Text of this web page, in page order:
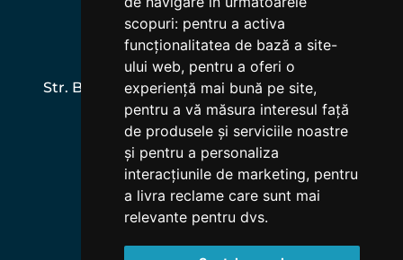
scopuri: pentru a activa
funcționalitatea de bază a site-
ului web, pentru a oferi o
experiență mai bună pe site,
pentru a vă măsura interesul față
de produsele și serviciile noastre
și pentru a personaliza
interacțiunile de marketing, pentru
a livra reclame care sunt mai
relevante pentru dvs.
CONTACT
Str. Bogdan Petriceicu Hașdeu 14B, Parter,
Stadion, Zalău, Romania
+40 726 959 448
office@sf3.ro